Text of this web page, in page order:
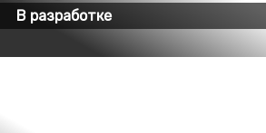
В разработке